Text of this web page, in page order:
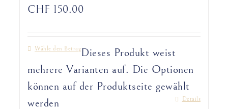
CHF 150.00
Wähle den BetragDieses Produkt weist
mehrere Varianten auf. Die Optionen
können auf der Produktseite gewählt
werden
Details